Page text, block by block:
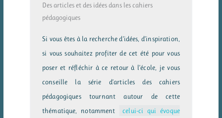
Des articles et des idées dans les cahiers
pédagogiques
Si vous êtes à la recherche d’idées, d’inspiration,
si vous souhaitez profiter de cet été pour vous
poser et réfléchir à ce retour à l’école, je vous
conseille la série d’articles des cahiers
pédagogiques tournant autour de cette
thématique, notamment
celui-ci qui évoque